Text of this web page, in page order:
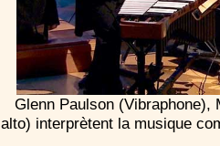
Glenn Paulson (Vibraphone),
alto) interprètent la musique